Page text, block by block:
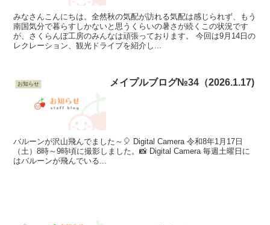
みなさんこんにちは。全然秋の気配が訪れる気配は感じられず、もう
南国気分で暮らすしかないと思うくらいの暑さが続くこの状況です
が、さくらんぼ工房のみんなは頑張っております。 今回は9月14日の
レクレーション、観光ドライブを紹介し...
お知らせ メイプルブログ№34（2026.1.17)
バルーンが沢山飛んでました～🎈 Digital Camera 令和8年1月17日
（土）8時～9時頃に撮影しました。📸 Digital Camera 毎週土曜日に
はバルーンが飛んでいる...